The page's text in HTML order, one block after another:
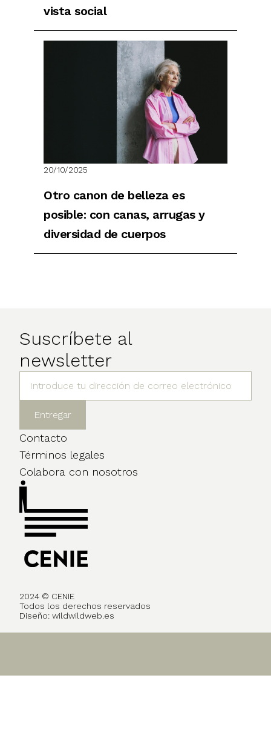
vista social
20/10/2025
Otro canon de belleza es
posible: con canas, arrugas y
diversidad de cuerpos
Suscríbete al
newsletter
Contacto
Términos legales
Colabora con nosotros
2024 © CENIE
Todos los derechos reservados
Diseño: wildwildweb.es